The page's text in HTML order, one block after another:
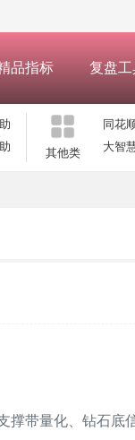
品指标 复盘工
其他类
同花
大智
撑带量化、钻石底